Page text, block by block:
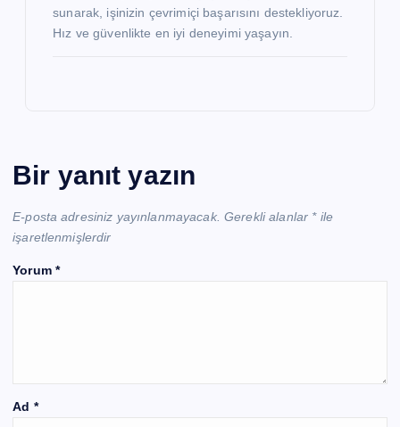
sunarak, işinizin çevrimiçi başarısını destekliyoruz.
Hız ve güvenlikte en iyi deneyimi yaşayın.
Bir yanıt yazın
E-posta adresiniz yayınlanmayacak. Gerekli alanlar *ile
işaretlenmişlerdir
Yorum *
Ad *